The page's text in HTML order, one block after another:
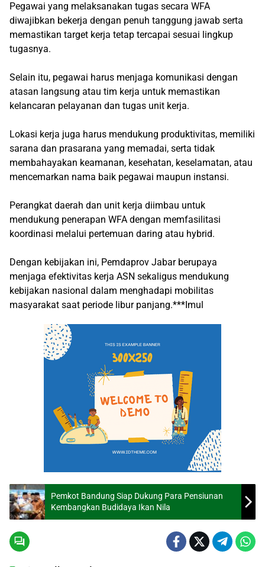
Pegawai yang melaksanakan tugas secara WFA
diwajibkan bekerja dengan penuh tanggung jawab serta
memastikan target kerja tetap tercapai sesuai lingkup
tugasnya.
Selain itu, pegawai harus menjaga komunikasi dengan
atasan langsung atau tim kerja untuk memastikan
kelancaran pelayanan dan tugas unit kerja.
Lokasi kerja juga harus mendukung produktivitas, memiliki
sarana dan prasarana yang memadai, serta tidak
membahayakan keamanan, kesehatan, keselamatan, atau
mencemarkan nama baik pegawai maupun instansi.
Perangkat daerah dan unit kerja diimbau untuk
mendukung penerapan WFA dengan memfasilitasi
koordinasi melalui pertemuan daring atau hybrid.
Dengan kebijakan ini, Pemdaprov Jabar berupaya
menjaga efektivitas kerja ASN sekaligus mendukung
kebijakan nasional dalam menghadapi mobilitas
masyarakat saat periode libur panjang.***Imul
Pemkot Bandung Siap Dukung Para Pensiunan
Kembangkan Budidaya Ikan Nila